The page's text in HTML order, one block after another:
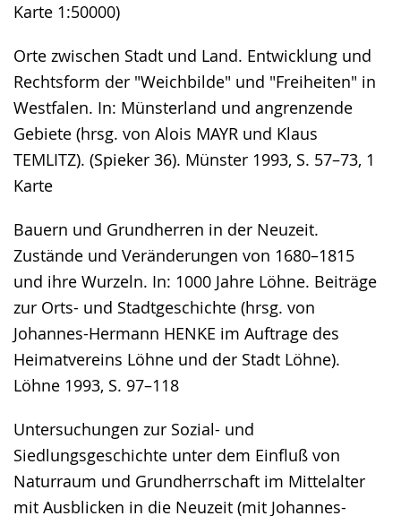
Karte 1:50000)
Orte zwischen Stadt und Land. Entwicklung und
Rechtsform der "Weichbilde" und "Freiheiten" in
Westfalen. In: Münsterland und angrenzende
Gebiete (hrsg. von Alois MAYR und Klaus
TEMLITZ). (Spieker 36). Münster 1993, S. 57–73, 1
Karte
Bauern und Grundherren in der Neuzeit.
Zustände und Veränderungen von 1680–1815
und ihre Wurzeln. In: 1000 Jahre Löhne. Beiträge
zur Orts- und Stadtgeschichte (hrsg. von
Johannes-Hermann HENKE im Auftrage des
Heimatvereins Löhne und der Stadt Löhne).
Löhne 1993, S. 97–118
Untersuchungen zur Sozial- und
Siedlungsgeschichte unter dem Einfluß von
Naturraum und Grundherrschaft im Mittelalter
mit Ausblicken in die Neuzeit (mit Johannes-